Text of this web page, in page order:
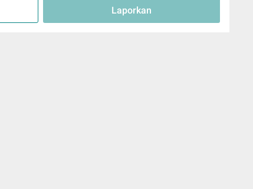
Laporkan